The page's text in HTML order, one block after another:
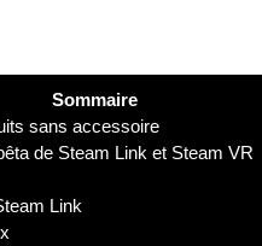
Sommaire
sans accessoire
de Steam Link et Steam VR
Link